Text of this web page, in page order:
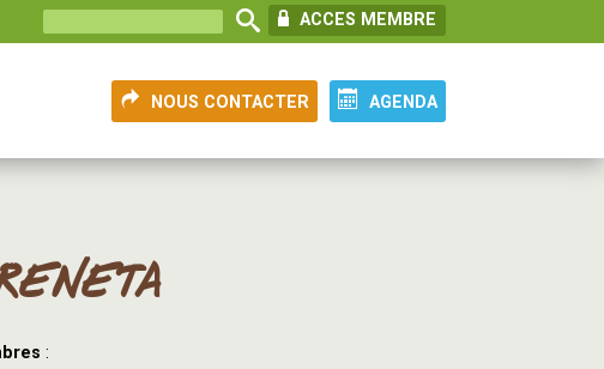
ACCES MEMBRE
AGENDA
NOUS CONTACTER
: